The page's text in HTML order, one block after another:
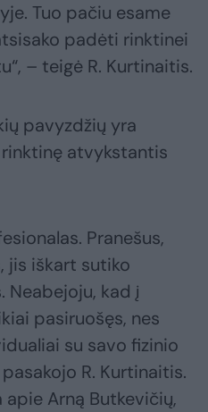
Tuo pačiu esame
padėti rinktinei
– teigė R. Kurtinaitis.
pavyzdžių yra
atvykstantis
Pranešus,
jis iškart sutiko
kad į
pasiruošęs, nes
su savo fizinio
R. Kurtinaitis.
Arną Butkevičių,